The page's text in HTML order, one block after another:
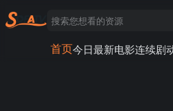
首页今日最新电影连续剧